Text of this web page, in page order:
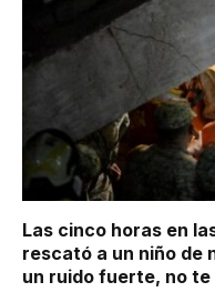
Las cinco horas en
rescató a un niño de
un ruido fuerte, no te